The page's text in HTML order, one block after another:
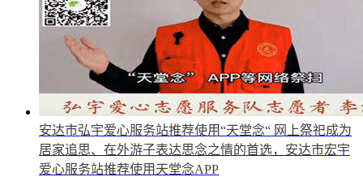
安达市弘宇爱心服务站推荐使用“天堂念“ 网上祭祀成为
居家追思、在外游子表达思念之情的首选，安达市宏宇
爱心服务站推荐使用天堂念APP